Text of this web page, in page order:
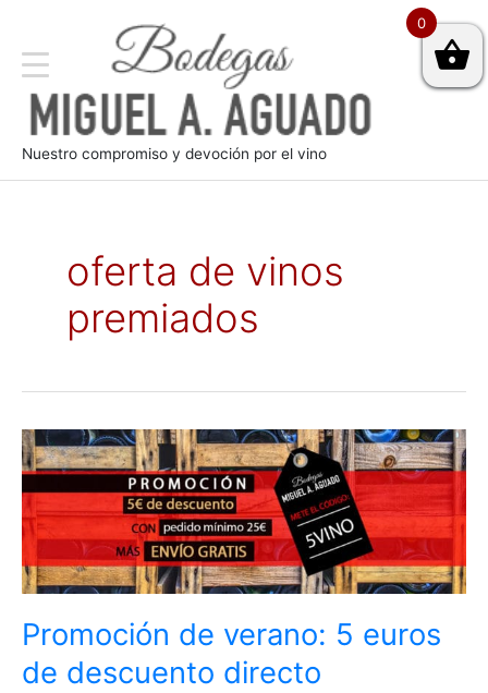
Nuestro compromiso y devoción por el vino
oferta de vinos
premiados
Promoción de verano: 5 euros
de descuento directo
Promoción
de
5
euros
descuento
directo
0